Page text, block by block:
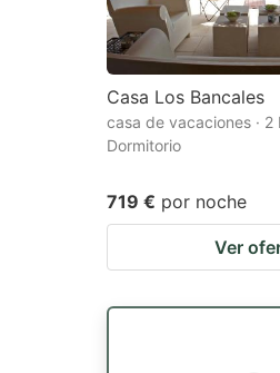
Casa Los Bancales
casa de vacaciones · 2
Dormitorio
719 € por noche
Ver